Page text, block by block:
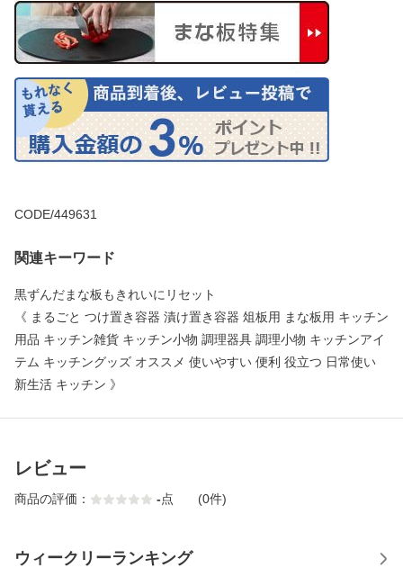
CODE/449631
関連キーワード
黒ずんだまな板もきれいにリセット
《 まるごと つけ置き容器 漬け置き容器 俎板用 まな板用 キッチン
用品 キッチン雑貨 キッチン小物 調理器具 調理小物 キッチンアイ
テム キッチングッズ オススメ 使いやすい 便利 役立つ 日常使い
新生活 キッチン 》
レビュー
商品の評価： -点 (0件)
ウィークリーランキング